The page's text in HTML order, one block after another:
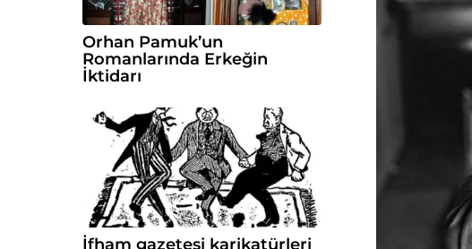
Orhan Pamuk’un
Romanlarında Erkeğin
İktidarı
İfham gazetesi karikatürleri